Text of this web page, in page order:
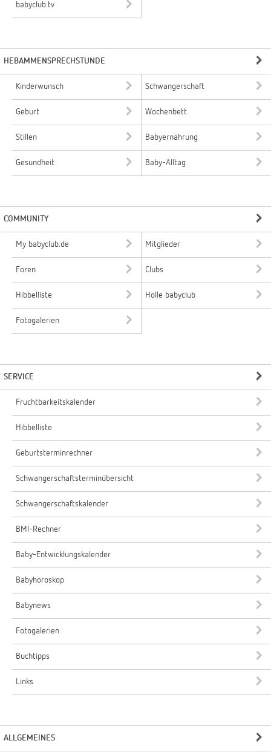
babyclub.tv
HEBAMMENSPRECHSTUNDE
Kinderwunsch Schwangerschaft
Geburt Wochenbett
Stillen Babyernährung
Gesundheit Baby-Alltag
COMMUNITY
My babyclub.de Mitglieder
Foren Clubs
Hibbelliste Holle babyclub
Fotogalerien
SERVICE
Fruchtbarkeitskalender
Hibbelliste
Geburtsterminrechner
Schwangerschaftsterminübersicht
Schwangerschaftskalender
BMI-Rechner
Baby-Entwicklungskalender
Babyhoroskop
Babynews
Fotogalerien
Buchtipps
Links
ALLGEMEINES